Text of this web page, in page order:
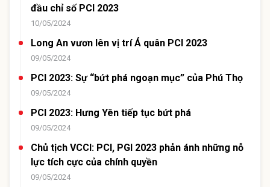
đầu chỉ số PCI 2023
10/05/2024
Long An vươn lên vị trí Á quân PCI 2023
09/05/2024
PCI 2023: Sự “bứt phá ngoạn mục” của Phú Thọ
09/05/2024
PCI 2023: Hưng Yên tiếp tục bứt phá
09/05/2024
Chủ tịch VCCI: PCI, PGI 2023 phản ánh những nỗ
lực tích cực của chính quyền
09/05/2024